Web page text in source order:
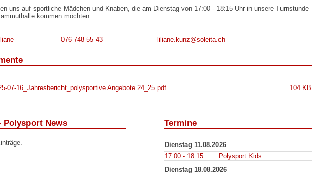
uns auf sportliche Mädchen und Knaben, die am Dienstag von 17:00 - 18:15 Uhr in unsere Turnstunde
kommen möchten.
076 748 55 43 liliane.kunz@soleita.ch
07-16_Jahresbericht_polysportive Angebote 24_25.pdf 104 KB
Polysport News Termine
Dienstag 11.08.2026
17:00 - 18:15
Polysport Kids
Dienstag 18.08.2026